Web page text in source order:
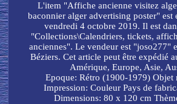
L'item "Affiche ancienne visitez
baconnier alger advertising poster" est
vendredi 4 octobre 2019. Il est
"Collections\Calendriers, tickets,
anciennes". Le vendeur est "joso277"
Béziers. Cet article peut être expédié
Amérique, Europe, Asie,
Epoque: Rétro (1900-1979) Objet
Impression: Couleur Pays de
Dimensions: 80 x 120 cm